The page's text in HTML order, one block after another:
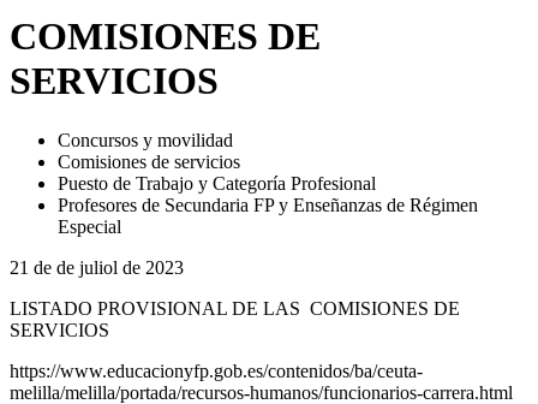
COMISIONES DE
SERVICIOS
Concursos y movilidad
Comisiones de servicios
Puesto de Trabajo y Categoría Profesional
Profesores de Secundaria FP y Enseñanzas de Régimen
Especial
21 de de juliol de 2023
LISTADO PROVISIONAL DE LAS COMISIONES DE
SERVICIOS
https://www.educacionyfp.gob.es/contenidos/ba/ceuta-
melilla/melilla/portada/recursos-humanos/funcionarios-carrera.html